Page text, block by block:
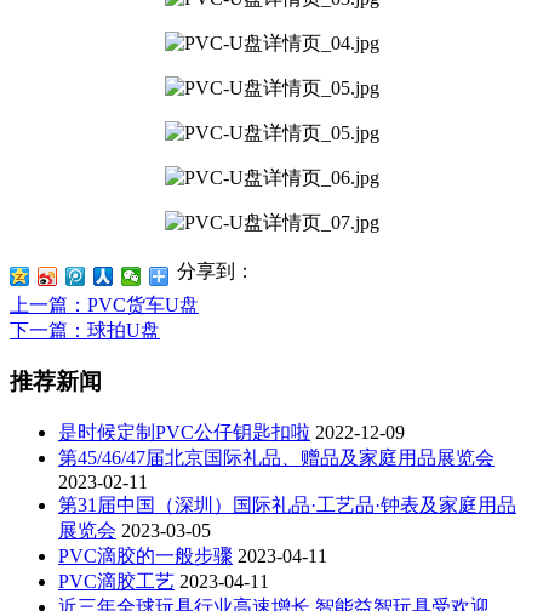
分享到：
上一篇 ：PVC货车U盘
下一篇 ：球拍U盘
推荐新闻
是时候定制PVC公仔钥匙扣啦 2022-12-09
第45/46/47届北京国际礼品、赠品及家庭用品展览会
2023-02-11
第31届中国（深圳）国际礼品·工艺品·钟表及家庭用品
展览会 2023-03-05
PVC滴胶的一般步骤 2023-04-11
PVC滴胶工艺 2023-04-11